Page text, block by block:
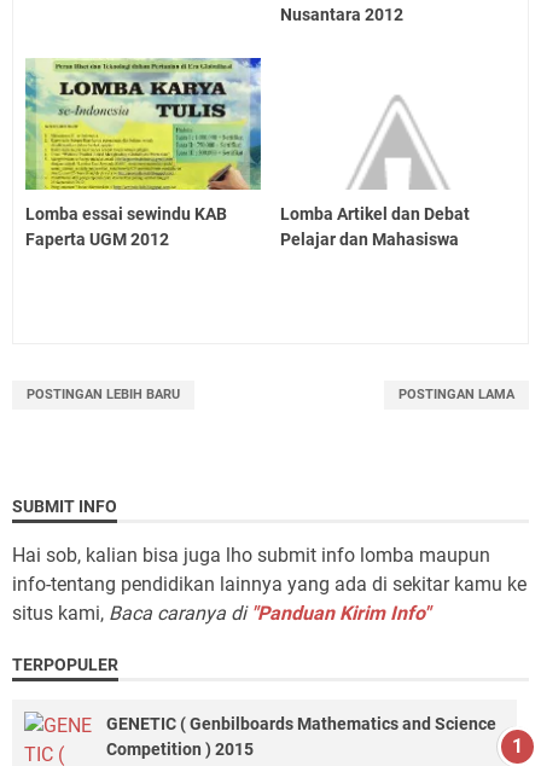
Nusantara 2012
Lomba essai sewindu KAB
Faperta UGM 2012
Lomba Artikel dan Debat
Pelajar dan Mahasiswa
POSTINGAN LEBIH BARU POSTINGAN LAMA
SUBMIT INFO
Hai sob, kalian bisa juga lho submit info lomba maupun
info-tentang pendidikan lainnya yang ada di sekitar kamu ke
situs kami, Baca caranya di "Panduan Kirim Info"
TERPOPULER
GENETIC ( Genbilboards Mathematics and Science
Competition ) 2015